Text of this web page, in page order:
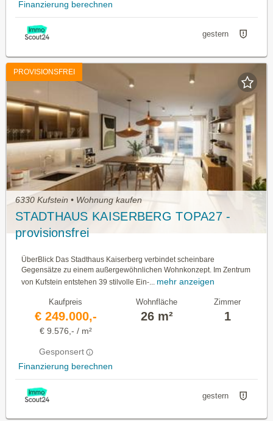
Finanzierung berechnen
gestern
PROVISIONSFREI
6330 Kufstein • Wohnung kaufen
STADTHAUS KAISERBERG TOPA27 -
provisionsfrei
ÜberBlick Das Stadthaus Kaiserberg verbindet scheinbare
Gegensätze zu einem außergewöhnlichen Wohnkonzept. Im Zentrum
von Kufstein entstehen 39 stilvolle Ein-... mehr anzeigen
Kaufpreis
€ 249.000,-
€ 9.576,- / m²
Gesponsert
Finanzierung berechnen
Wohnfläche
26 m²
Zimmer
1
gestern